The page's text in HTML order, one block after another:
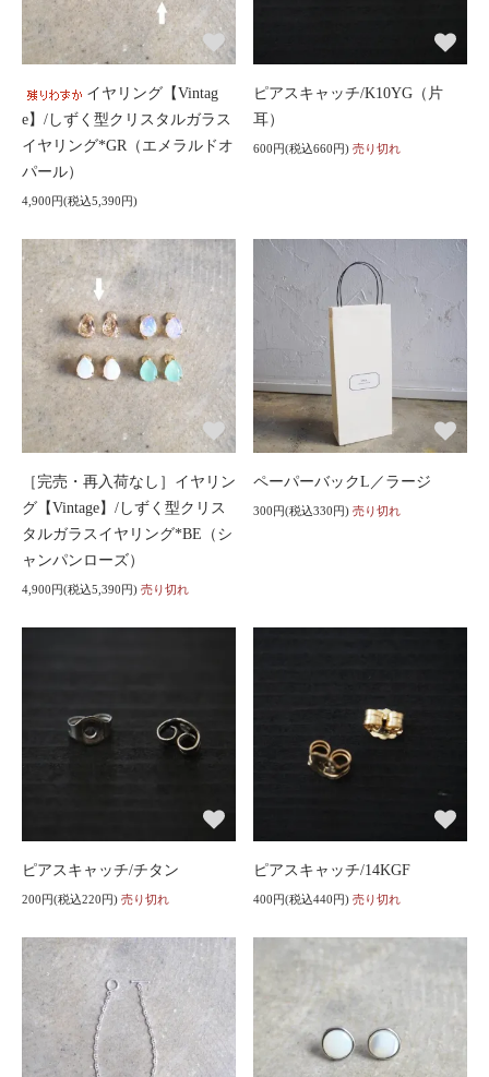
イヤリング【Vintag
e】/しずく型クリスタルガラス
イヤリング*GR（エメラルドオ
パール）
4,900円(税込5,390円)
ピアスキャッチ/K10YG（片
耳）
600円(税込660円) 売り切れ
［完売・再入荷なし］イヤリン
グ【Vintage】/しずく型クリス
タルガラスイヤリング*BE（シ
ャンパンローズ）
4,900円(税込5,390円) 売り切れ
ペーパーバックL／ラージ
300円(税込330円) 売り切れ
ピアスキャッチ/チタン
200円(税込220円) 売り切れ
ピアスキャッチ/14KGF
400円(税込440円) 売り切れ